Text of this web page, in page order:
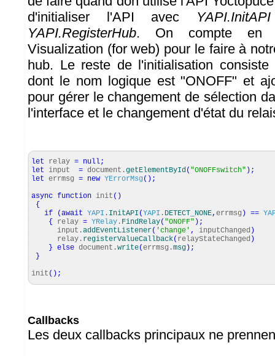
d'initialiser l'API avec YAPI.InitAPI
YAPI.RegisterHub. On compte en
Visualization (for web) pour le faire à
hub. Le reste de l'initialisation
dont le nom logique est "ONOFF" et
pour gérer le changement de sélection
l'interface et le changement d'état du
let relay = null;
let input = document.getElementById( "ONOFFswitch" ) ;
let errmsg = new YErrorMsg( ) ;
async function init ( )
{
if
(await YAPI . InitAPI (YAPI . DETECT_NONE, errmsg ) ==
{
relay = YRelay . FindRelay( "ONOFF" ) ;
input.addEventListener( 'change' , inputChanged )
relay. registerValueCallback( relayStateChanged )
} else document.write(errmsg.msg ) ;
}
init ( ) ;
Callbacks
Les deux callbacks principaux ne